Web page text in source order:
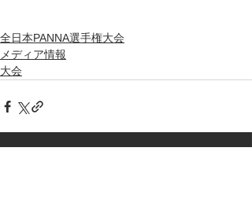
全日本PANNA選手権大会
メディア情報
大会